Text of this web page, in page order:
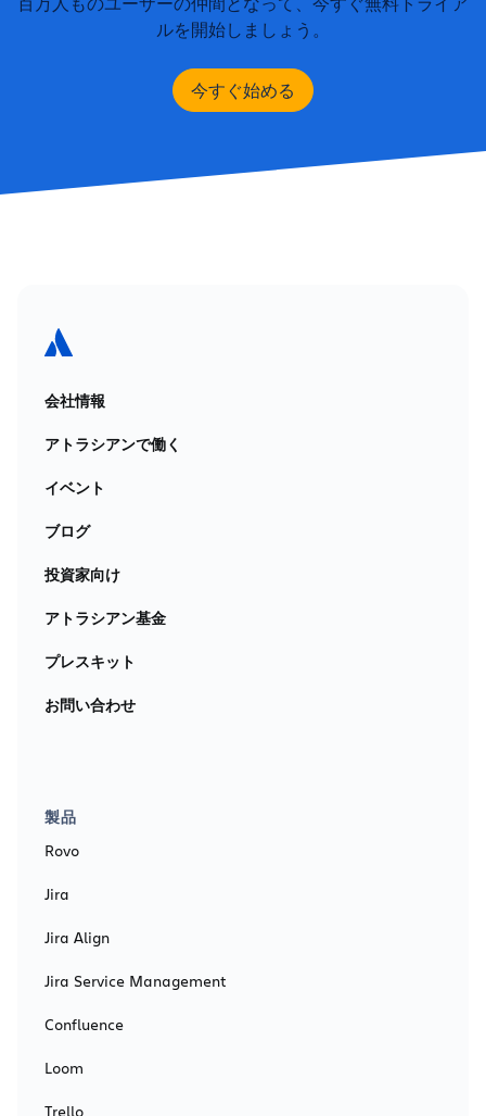
プションを提供するための基盤となります。このこと
を念頭に、現在、より複雑な要件を持つ組織向けのオ
プションを検討しています。
めのソリューションの開発に取り組んでいます。お客
様のニーズを確実に満たすための製品ロードマップを
定のお客様に対して、2029 年 3 月 28 日以降も例外
的に延長保守をご提供します。これにより、お客様が
られます。移行オプションについては、
にご相談ください。
スし続ける場合は、サブスクリプションの有効期限が
ことをお勧めします。
ルを開始しましょう。
今すぐ始める
会社情報
アトラシアンで働く
イベント
ブログ
投資家向け
アトラシアン基金
プレスキット
お問い合わせ
製品
Rovo
Jira
Jira Align
Jira Service Management
Confluence
Loom
Trello